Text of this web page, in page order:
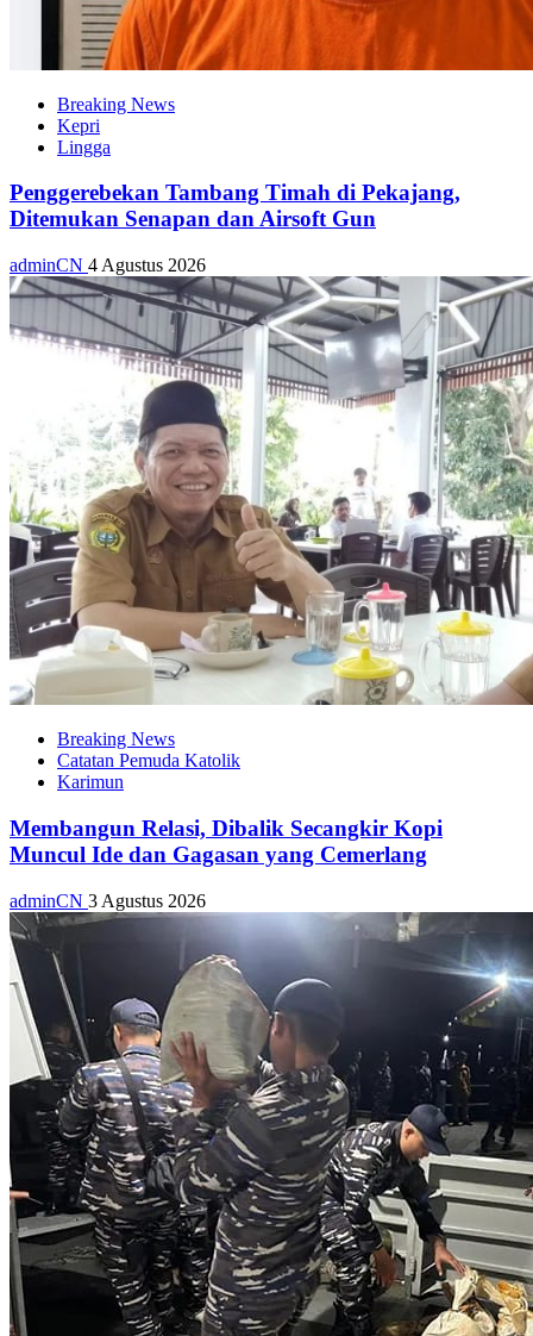
Breaking News
Kepri
Lingga
Penggerebekan Tambang Timah di Pekajang,
Ditemukan Senapan dan Airsoft Gun
adminCN 4 Agustus 2026
Breaking News
Catatan Pemuda Katolik
Karimun
Membangun Relasi, Dibalik Secangkir Kopi
Muncul Ide dan Gagasan yang Cemerlang
adminCN 3 Agustus 2026